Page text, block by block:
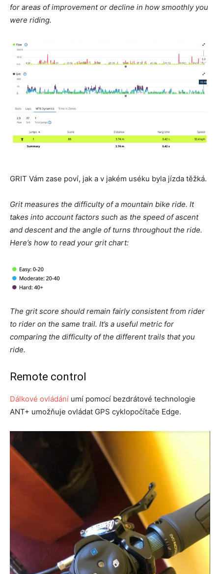
for areas of improvement or decline in how smoothly you
were riding.
GRIT Vám zase poví, jak a v jakém uséku byla jízda těžká.
Grit measures the difficulty of a mountain bike ride. It
takes into account factors such as the speed of ascent
and descent and the angle of turns throughout the ride.
Here’s how to read your grit chart:
The grit score should remain fairly consistent from rider
to rider on the same trail. It’s a useful metric for
comparing the difficulty of the different trails that you
ride.
Remote control
Dálkové ovládání umí pomocí bezdrátové technologie
ANT+ umožňuje ovládat GPS cyklopočítače Edge.